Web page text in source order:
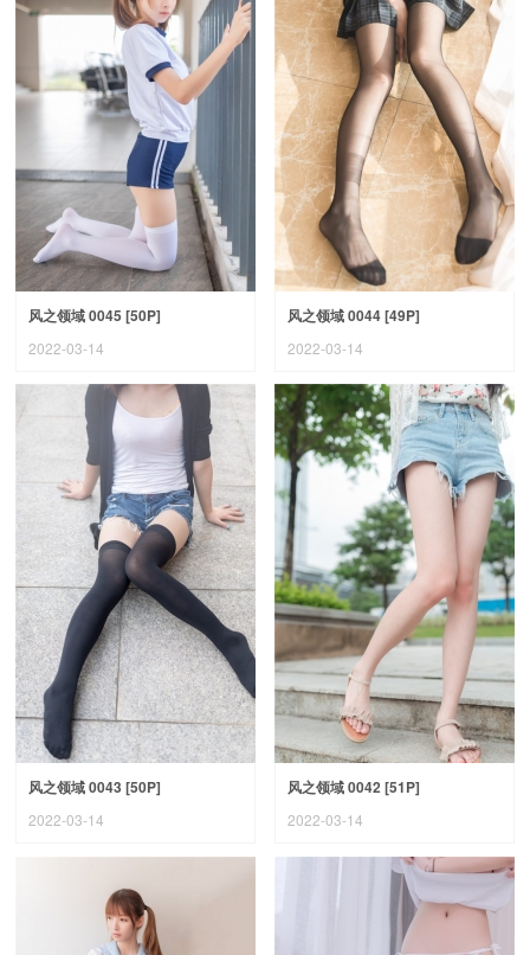
风之领域 0045 [50P]
2022-03-14
风之领域 0044 [49P]
2022-03-14
风之领域 0043 [50P]
2022-03-14
风之领域 0042 [51P]
2022-03-14